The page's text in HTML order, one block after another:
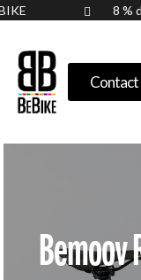
 8 %
Contact
Bemoov